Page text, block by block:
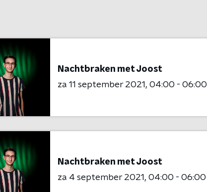
Nachtbraken met Joost
za 11 september 2021
04:00 - 06:00
Nachtbraken met Joost
za 4 september 2021
04:00 - 06:00